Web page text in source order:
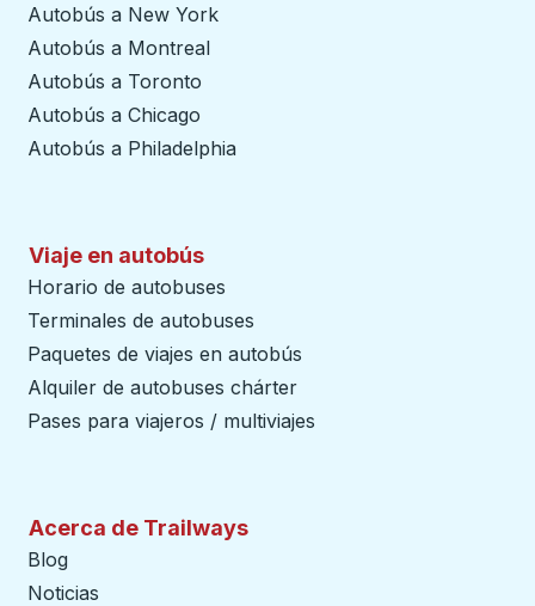
Autobús a New York
Autobús a Montreal
Autobús a Toronto
Autobús a Chicago
Autobús a Philadelphia
Viaje en autobús
Horario de autobuses
Terminales de autobuses
Paquetes de viajes en autobús
Alquiler de autobuses chárter
Pases para viajeros / multiviajes
Acerca de Trailways
Blog
Noticias